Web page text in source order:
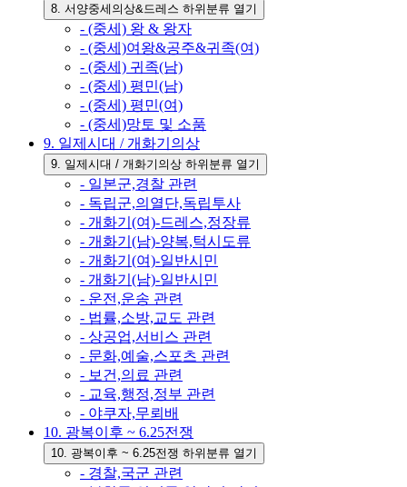
8. 서양중세의상&드레스 하위분류 열기
- (중세) 왕 & 왕자
- (중세)여왕&공주&귀족(여)
- (중세) 귀족(남)
- (중세) 평민(남)
- (중세) 평민(여)
- (중세)망토 및 소품
9. 일제시대 / 개화기의상
9. 일제시대 / 개화기의상 하위분류 열기
- 일본군,경찰 관련
- 독립군,의열단,독립투사
- 개화기(여)-드레스,정장류
- 개화기(남)-양복,턱시도류
- 개화기(여)-일반시민
- 개화기(남)-일반시민
- 운전,운송 관련
- 법률,소방,교도 관련
- 상공업,서비스 관련
- 문화,예술,스포츠 관련
- 보건,의료 관련
- 교육,행정,정부 관련
- 야쿠자,무뢰배
10. 광복이후 ~ 6.25전쟁
10. 광복이후 ~ 6.25전쟁 하위분류 열기
- 경찰,국군 관련